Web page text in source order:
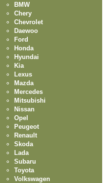
BMW
Chery
Chevrolet
Daewoo
Ford
Honda
Hyundai
Kia
Lexus
Mazda
Mercedes
Mitsubishi
Nissan
Opel
Peugeot
Renault
Skoda
Lada
Subaru
Toyota
Volkswagen